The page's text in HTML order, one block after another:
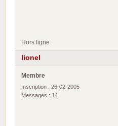
Hors ligne
lionel
Membre
Inscription : 26-02-2005
Messages : 14